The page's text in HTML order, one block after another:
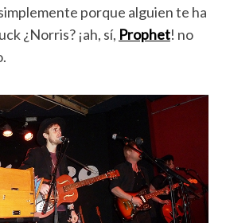
porque alguien te ha
¿Norris? ¡ah, sí, Prophet! no